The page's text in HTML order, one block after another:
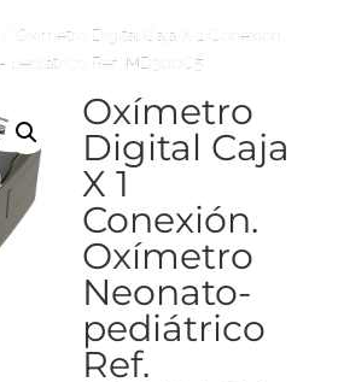
/ Oxímetro Digital Caja X 1 Conexión.
pediátrico Ref. MD300C5
Oxímetro
Digital Caja
X 1
Conexión.
Oxímetro
Neonato-
pediátrico
Ref.